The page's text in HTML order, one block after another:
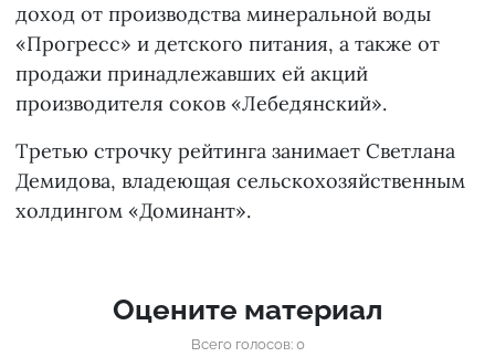
доход от производства минеральной воды
«Прогресс» и детского питания, а также от
продажи принадлежавших ей акций
производителя соков «Лебедянский».
Третью строчку рейтинга занимает Светлана
Демидова, владеющая сельскохозяйственным
холдингом «Доминант».
Оцените материал
Всего голосов: 0